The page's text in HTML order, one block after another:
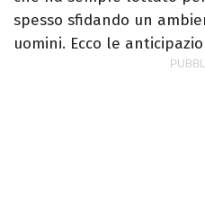
spesso sfidando un
uomini. Ecco le